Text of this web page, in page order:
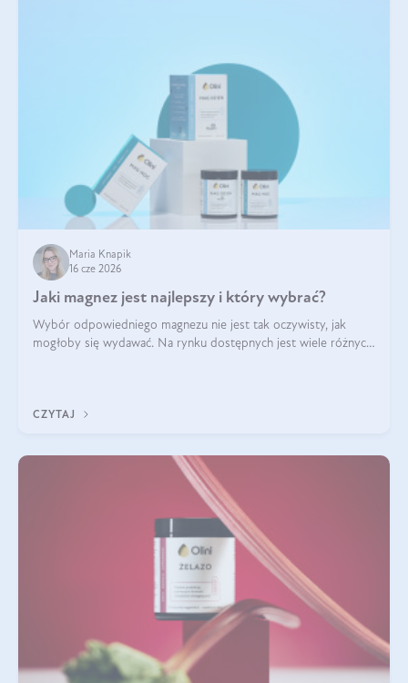
Maria Knapik
16 cze 2026
Jaki magnez jest najlepszy i który wybrać?
Wybór odpowiedniego magnezu nie jest tak oczywisty, jak
mogłoby się wydawać. Na rynku dostępnych jest wiele różnych
CZYTAJ